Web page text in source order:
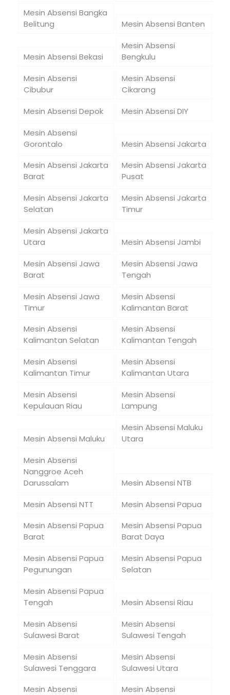
Mesin Absensi Bangka
Belitung
Mesin Absensi Banten
Mesin Absensi Bekasi
Mesin Absensi
Bengkulu
Mesin Absensi
Cibubur
Mesin Absensi
Cikarang
Mesin Absensi Depok
Mesin Absensi DIY
Mesin Absensi
Gorontalo
Mesin Absensi Jakarta
Mesin Absensi Jakarta
Barat
Mesin Absensi Jakarta
Pusat
Mesin Absensi Jakarta
Selatan
Mesin Absensi Jakarta
Timur
Mesin Absensi Jakarta
Utara
Mesin Absensi Jambi
Mesin Absensi Jawa
Barat
Mesin Absensi Jawa
Tengah
Mesin Absensi Jawa
Timur
Mesin Absensi
Kalimantan Barat
Mesin Absensi
Kalimantan Selatan
Mesin Absensi
Kalimantan Tengah
Mesin Absensi
Kalimantan Timur
Mesin Absensi
Kalimantan Utara
Mesin Absensi
Kepulauan Riau
Mesin Absensi
Lampung
Mesin Absensi Maluku
Mesin Absensi Maluku
Utara
Mesin Absensi
Nanggroe Aceh
Darussalam
Mesin Absensi NTB
Mesin Absensi NTT
Mesin Absensi Papua
Mesin Absensi Papua
Barat
Mesin Absensi Papua
Barat Daya
Mesin Absensi Papua
Pegunungan
Mesin Absensi Papua
Selatan
Mesin Absensi Papua
Tengah
Mesin Absensi Riau
Mesin Absensi
Sulawesi Barat
Mesin Absensi
Sulawesi Tengah
Mesin Absensi
Sulawesi Tenggara
Mesin Absensi
Sulawesi Utara
Mesin Absensi
Mesin Absensi